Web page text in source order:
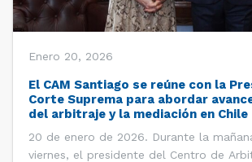
Enero 20, 2026
El CAM Santiago se reúne con la
Corte Suprema para abordar
del arbitraje y la mediación en Chile
20 de enero de 2026. Durante la
viernes, el presidente del Centro de